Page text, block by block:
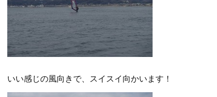
いい感じの風向きで、スイスイ向かいます！